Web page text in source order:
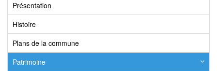
Présentation
Histoire
Plans de la commune
Patrimoine